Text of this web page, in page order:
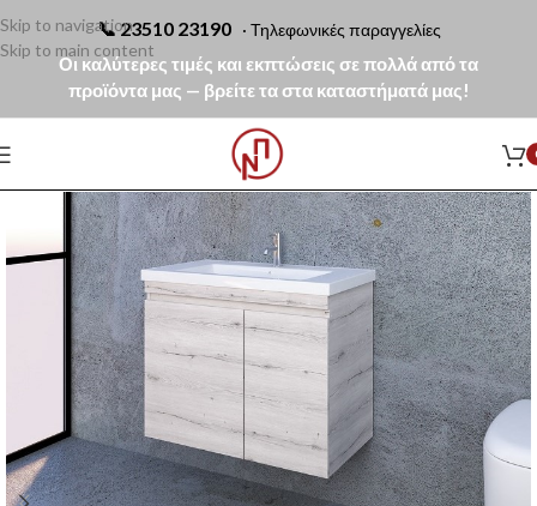
📞23510 23190 · Τηλεφωνικές παραγγελίες
Οι καλύτερες τιμές και εκπτώσεις σε πολλά από τα
προϊόντα μας — βρείτε τα στα καταστήματά μας!
Skip to navigation
Skip to main content